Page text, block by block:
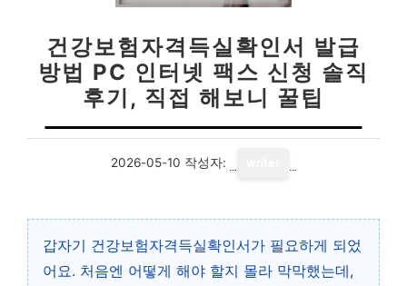
건강보험자격득실확인서 발급
방법 PC 인터넷 팩스 신청 솔직
후기, 직접 해보니 꿀팁
2026-05-10 작성자:
갑자기 건강보험자격득실확인서가 필요하게 되었
어요. 처음엔 어떻게 해야 할지 몰라 막막했는데,